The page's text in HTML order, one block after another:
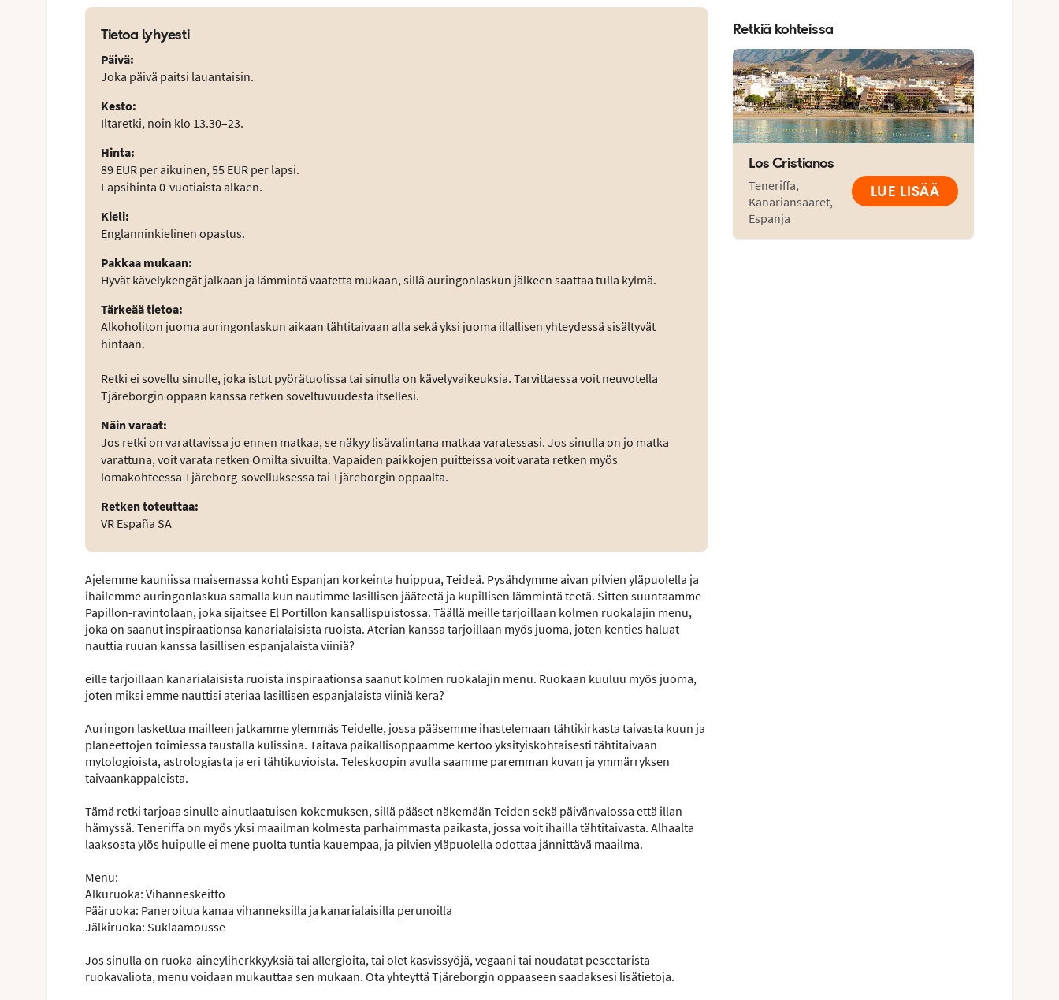
Tietoa lyhyesti
Päivä:
Joka päivä paitsi lauantaisin.
Kesto:
Iltaretki, noin klo 13.30–23.
Hinta:
89 EUR per aikuinen, 55 EUR per lapsi.
Lapsihinta 0-vuotiaista alkaen.
Kieli:
Englanninkielinen opastus.
Pakkaa mukaan:
Hyvät kävelykengät jalkaan ja lämmintä vaatetta mukaan, sillä auringonlaskun jälkeen saattaa tulla kylmä.
Tärkeää tietoa:
Alkoholiton juoma auringonlaskun aikaan tähtitaivaan alla sekä yksi juoma illallisen yhteydessä sisältyvät
hintaan.
Retki ei sovellu sinulle, joka istut pyörätuolissa tai sinulla on kävelyvaikeuksia. Tarvittaessa voit neuvotella
Tjäreborgin oppaan kanssa retken soveltuvuudesta itsellesi.
Näin varaat:
Jos retki on varattavissa jo ennen matkaa, se näkyy lisävalintana matkaa varatessasi. Jos sinulla on jo matka
varattuna, voit varata retken Omilta sivuilta. Vapaiden paikkojen puitteissa voit varata retken myös
lomakohteessa Tjäreborg-sovelluksessa tai Tjäreborgin oppaalta.
Retken toteuttaa:
VR España SA
Ajelemme kauniissa maisemassa kohti Espanjan korkeinta huippua, Teideä. Pysähdymme aivan pilvien yläpuolella ja
ihailemme auringonlaskua samalla kun nautimme lasillisen jääteetä ja kupillisen lämmintä teetä. Sitten suuntaamme
Papillon-ravintolaan, joka sijaitsee El Portillon kansallispuistossa. Täällä meille tarjoillaan kolmen ruokalajin menu,
joka on saanut inspiraationsa kanarialaisista ruoista. Aterian kanssa tarjoillaan myös juoma, joten kenties haluat
nauttia ruuan kanssa lasillisen espanjalaista viiniä?
eille tarjoillaan kanarialaisista ruoista inspiraationsa saanut kolmen ruokalajin menu. Ruokaan kuuluu myös juoma,
joten miksi emme nauttisi ateriaa lasillisen espanjalaista viiniä kera?
Auringon laskettua mailleen jatkamme ylemmäs Teidelle, jossa pääsemme ihastelemaan tähtikirkasta taivasta kuun ja
planeettojen toimiessa taustalla kulissina. Taitava paikallisoppaamme kertoo yksityiskohtaisesti tähtitaivaan
mytologioista, astrologiasta ja eri tähtikuvioista. Teleskoopin avulla saamme paremman kuvan ja ymmärryksen
taivaankappaleista.
Tämä retki tarjoaa sinulle ainutlaatuisen kokemuksen, sillä pääset näkemään Teiden sekä päivänvalossa että illan
hämyssä. Teneriffa on myös yksi maailman kolmesta parhaimmasta paikasta, jossa voit ihailla tähtitaivasta. Alhaalta
laaksosta ylös huipulle ei mene puolta tuntia kauempaa, ja pilvien yläpuolella odottaa jännittävä maailma.
Menu:
Alkuruoka: Vihanneskeitto
Pääruoka: Paneroitua kanaa vihanneksilla ja kanarialaisilla perunoilla
Jälkiruoka: Suklaamousse
Jos sinulla on ruoka-aineyliherkkyyksiä tai allergioita, tai olet kasvissyöjä, vegaani tai noudatat pescetarista
ruokavaliota, menu voidaan mukauttaa sen mukaan. Ota yhteyttä Tjäreborgin oppaaseen saadaksesi lisätietoja.
Retkiä kohteissa
Los Cristianos
Teneriffa,
Kanariansaaret,
Espanja
LUE LISÄÄ